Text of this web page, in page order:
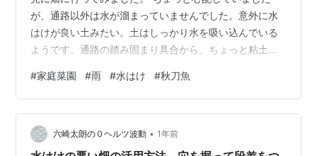
が、通路以外は水が溜まっていませんでした。意外に水
はけが良い土みたい。土はしっかり水を吸い込んでいる
ようです。通路の踏み固まり具合から、ちょっと粘土質
ろは柔らかくなっています。籾殻を入手出来れば、もう
少し土壌改善出来るんじゃないかな。 帰宅して、今年３
匹目のサンマを食べました。今年は安いといいますが、
１匹あたり300円くらいですかね。うん、まあまあ美味
いです。 さあ、本格的な秋の到来です。 水はけ大丈夫み
#家庭菜園 #雨 #水はけ #秋刀魚
六崎太朗の０ヘルツ波動 • 1年前